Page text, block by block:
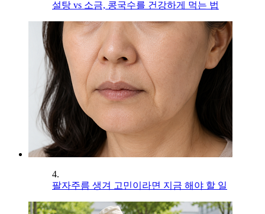
설탕 vs 소금, 콩국수를 건강하게 먹는 법
4.
팔자주름 생겨 고민이라면 지금 해야 할 일